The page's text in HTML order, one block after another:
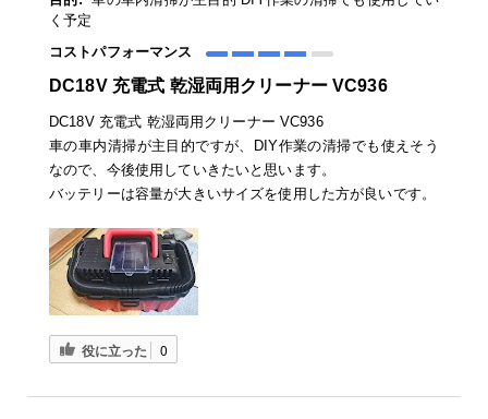
く予定
コストパフォーマンス
DC18V 充電式 乾湿両用クリーナー VC936
DC18V 充電式 乾湿両用クリーナー VC936
車の車内清掃が主目的ですが、DIY作業の清掃でも使えそう
なので、今後使用していきたいと思います。
バッテリーは容量が大きいサイズを使用した方が良いです。
役に立った 0